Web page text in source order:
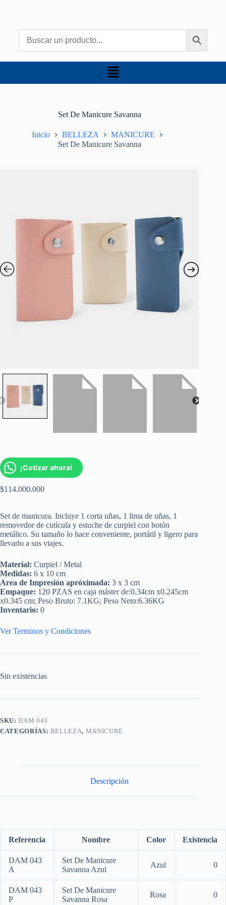
Set De Manicure Savanna
Inicio BELLEZA
MANICURE
Set De Manicure Savanna
¡Cotizar ahora!
$114.000.000
Set de manicura. Incluye 1 corta uñas, 1 lima de uñas, 1
removedor de cutícula y estuche de curpiel con botón
metálico. Su tamaño lo hace conveniente, portátil y ligero para
llevarlo a sus viajes.
Material: Curpiel / Metal
Medidas: 6 x 10 cm
Area de Impresión apróximada: 3 x 3 cm
Empaque: 120 PZAS en caja máster de:0.34cm x0.245cm
x0.345 cm; Peso Bruto: 7.1KG; Peso Neto:6.36KG
Inventario: 0
Ver Terminos y Condiciones
Sin existencias
SKU:DAM 043
CATEGORÍAS: BELLEZA, MANICURE
Descripción
Referencia Nombre Color Existencia
DAM 043
A
Set De Manicure
Savanna Azul
Azul 0
DAM 043
P
Set De Manicure
Savanna Rosa
Rosa 0